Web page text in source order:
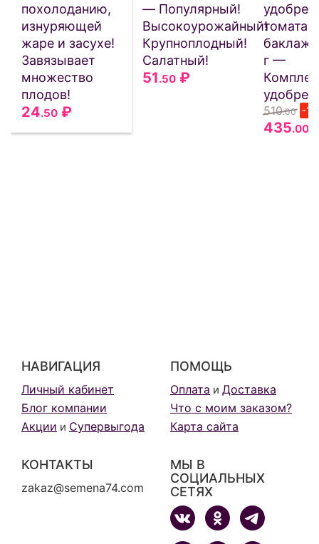
похолоданию,
изнуряющей
жаре и засухе!
Завязывает
множество
плодов!
24.50 ₽
— Популярный!
Высокоурожайный!
Крупноплодный!
Салатный!
51.50 ₽
томата,
г —
510.00 -
435.00
НАВИГАЦИЯ
Личный кабинет
Блог компании
Акции и Супервыгода
ПОМОЩЬ
Оплата и Доставка
Что с моим заказом?
Карта сайта
КОНТАКТЫ
zakaz@semena74.com
МЫ В
СОЦИАЛЬНЫХ
СЕТЯХ